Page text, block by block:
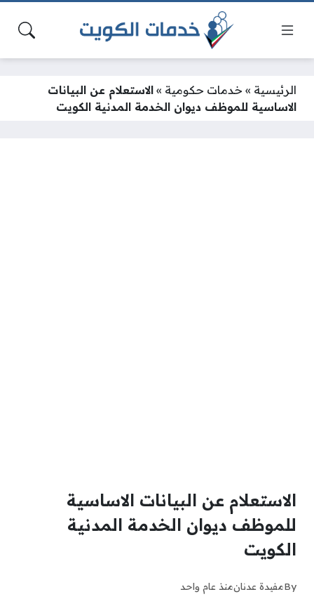
الرئيسية » خدمات حكومية » الاستعلام عن البيانات
الاساسية للموظف ديوان الخدمة المدنية الكويت
الاستعلام عن البيانات الاساسية
للموظف ديوان الخدمة المدنية
الكويت
Byمفيدة عدنانمنذ عام واحد